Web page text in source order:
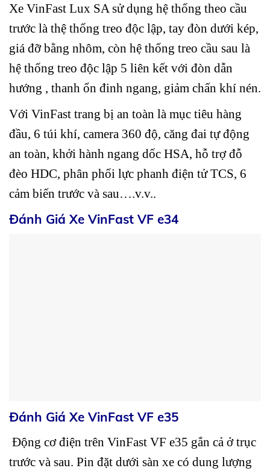
Xe VinFast Lux SA sử dụng hệ thống theo cầu
trước là thệ thống treo độc lập, tay đòn dưới kép,
giá đỡ bằng nhôm, còn hệ thống treo cầu sau là
hệ thống treo độc lập 5 liên kết với đòn dẫn
hướng , thanh ổn đinh ngang, giảm chấn khí nén.
Với VinFast trang bị an toàn là mục tiêu hàng
đầu, 6 túi khí, camera 360 độ, căng đai tự động
an toàn, khởi hành ngang dốc HSA, hỗ trợ đỗ
đèo HDC, phân phối lực phanh điện tử TCS, 6
cảm biến trước và sau….v.v..
Đánh Giá Xe VinFast VF e34
Đánh Giá Xe VinFast VF e35
Động cơ điện trên VinFast VF e35 gắn cả ở trục
trước và sau. Pin đặt dưới sàn xe có dung lượng